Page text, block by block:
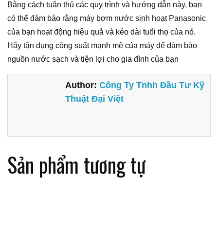
Bằng cách tuân thủ các quy trình và hướng dẫn này, bạn
có thể đảm bảo rằng máy bơm nước sinh hoạt Panasonic
của bạn hoạt động hiệu quả và kéo dài tuổi thọ của nó.
Hãy tận dụng công suất mạnh mẽ của máy để đảm bảo
nguồn nước sạch và tiện lợi cho gia đình của bạn
Author:Công Ty Tnhh Đầu Tư Kỹ
Thuật Đại Việt
Sản phẩm tương tự